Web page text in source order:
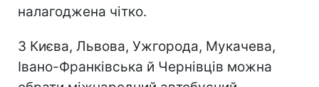
налагоджена чітко.
З Києва, Львова, Ужгорода, Мукачева,
Івано-Франківська й Чернівців можна